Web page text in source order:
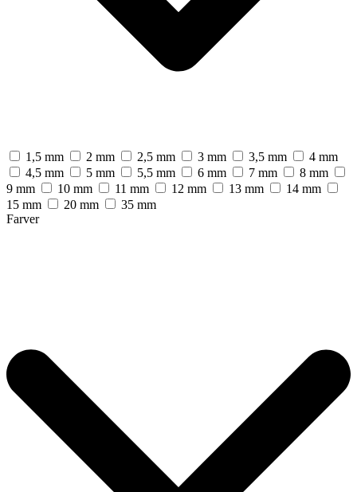
1,5 mm 2 mm 2,5 mm 3 mm 3,5 mm
4 mm
4,5 mm
5 mm 5,5 mm 6 mm 7 mm
8 mm
9 mm
10 mm 11 mm 12 mm 13 mm
14 mm
15 mm
20 mm
35 mm
Farver